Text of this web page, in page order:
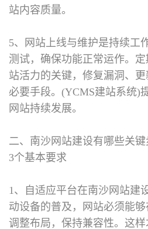
站内容质量。
5、网站上线与维护是持续工
测试，确保功能正常运作。
站活力的关键，修复漏洞、
必要手段。(YCMS建站系统)
网站持续发展。
二、南沙网站建设有哪些关键
3个基本要求
1、自适应平台在南沙网站建
动设备的普及，网站必须能
调整布局，保持兼容性。这